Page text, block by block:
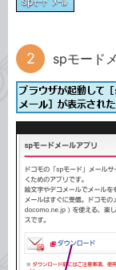
spモード